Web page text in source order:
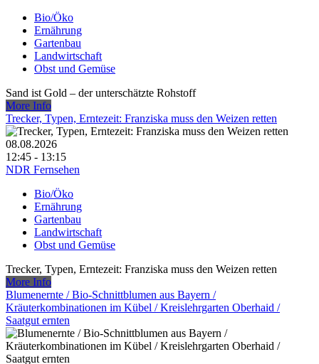
Bio/Öko
Ernährung
Gartenbau
Landwirtschaft
Obst und Gemüse
Sand ist Gold – der unterschätzte Rohstoff
More Info
Trecker, Typen, Erntezeit: Franziska muss den Weizen retten
08.08.2026
12:45 - 13:15
NDR Fernsehen
Bio/Öko
Ernährung
Gartenbau
Landwirtschaft
Obst und Gemüse
Trecker, Typen, Erntezeit: Franziska muss den Weizen retten
More Info
Blumenernte /​ Bio-Schnittblumen aus Bayern /​
Kräuterkombinationen im Kübel /​ Kreislehrgarten Oberhaid /​
Saatgut ernten